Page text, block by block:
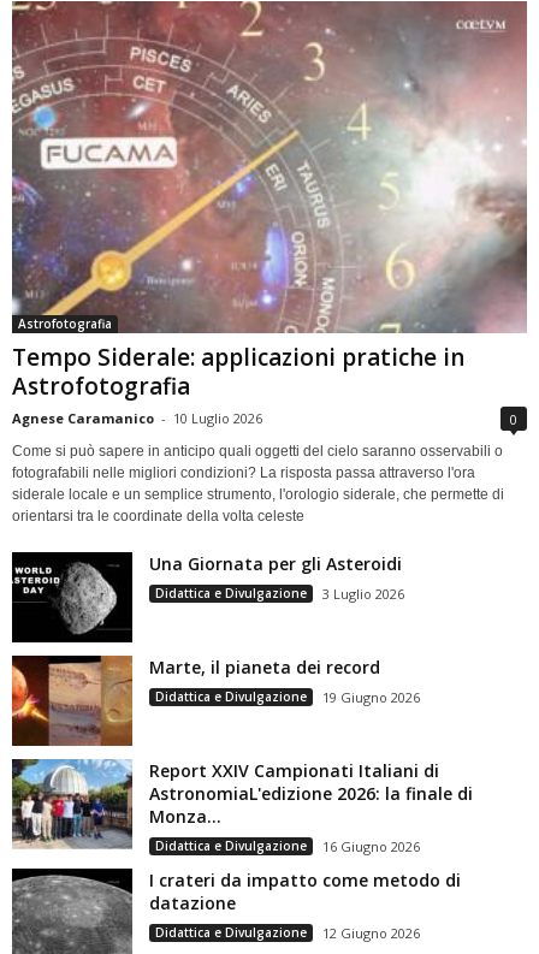
Astrofotografia
Tempo Siderale: applicazioni pratiche in
Astrofotografia
Agnese Caramanico - 10 Luglio 2026 0
Come si può sapere in anticipo quali oggetti del cielo saranno osservabili o
fotografabili nelle migliori condizioni? La risposta passa attraverso l'ora
siderale locale e un semplice strumento, l'orologio siderale, che permette di
orientarsi tra le coordinate della volta celeste
Una Giornata per gli Asteroidi
Didattica e Divulgazione 3 Luglio 2026
Marte, il pianeta dei record
Didattica e Divulgazione 19 Giugno 2026
Report XXIV Campionati Italiani di
AstronomiaL'edizione 2026: la finale di
Monza...
Didattica e Divulgazione 16 Giugno 2026
I crateri da impatto come metodo di
datazione
Didattica e Divulgazione 12 Giugno 2026